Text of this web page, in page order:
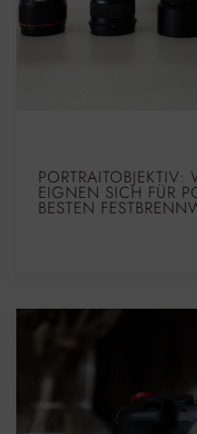
PORTRAITOBJEKTIV:
EIGNEN SICH FÜR
BESTEN